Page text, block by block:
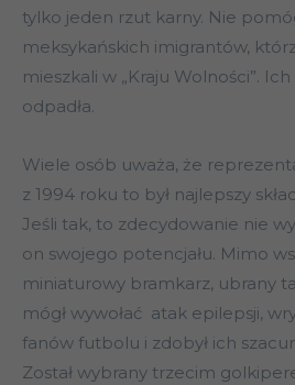
tylko jeden rzut karny. Nie
meksykańskich imigrantów,
mieszkali w „Kraju Wolności”.
odpadła.
Wiele osób uważa, że
z 1994 roku to był najlepszy
Jeśli tak, to zdecydowanie nie
on swojego potencjału. Mimo
miniaturowy bramkarz, ubrany
mógł wywołać atak epilepsji,
fanów futbolu i zdobył ich
Został wybrany trzecim